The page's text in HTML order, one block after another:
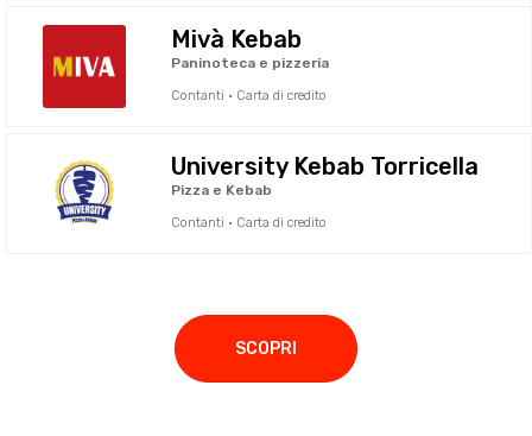
Mivà Kebab
Paninoteca e pizzeria
Contanti · Carta di credito
University Kebab Torricella
Pizza e Kebab
Contanti · Carta di credito
SCOPRI